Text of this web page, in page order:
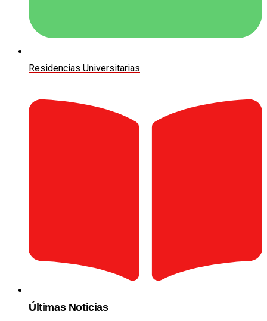
Residencias Universitarias
Últimas Noticias